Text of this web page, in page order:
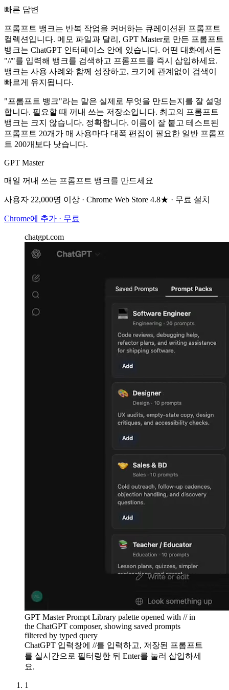
빠른 답변
프롬프트 뱅크는 반복 작업을 커버하는 큐레이션된 프롬프트
컬렉션입니다. 메모 파일과 달리, GPT Master로 만든 프롬프트
뱅크는 ChatGPT 인터페이스 안에 있습니다. 어떤 대화에서든
"//"를 입력해 뱅크를 검색하고 프롬프트를 즉시 삽입하세요.
뱅크는 사용 사례와 함께 성장하고, 크기에 관계없이 검색이
빠르게 유지됩니다.
"프롬프트 뱅크"라는 말은 실제로 무엇을 만드는지를 잘 설명
합니다. 필요할 때 꺼내 쓰는 저장소입니다. 최고의 프롬프트
뱅크는 크지 않습니다. 정확합니다. 이름이 잘 붙고 테스트된
프롬프트 20개가 매 사용마다 대폭 편집이 필요한 일반 프롬프
트 200개보다 낫습니다.
GPT Master
매일 꺼내 쓰는 프롬프트 뱅크를 만드세요
사용자 22,000명 이상 · Chrome Web Store 4.8★ · 무료 설치
Chrome에 추가 · 무료
chatgpt.com
GPT Master Prompt Library palette opened with // in
the ChatGPT composer, showing saved prompts
filtered by typed query
ChatGPT 입력창에 //를 입력하고, 저장된 프롬프트
를 실시간으로 필터링한 뒤 Enter를 눌러 삽입하세
요.
1